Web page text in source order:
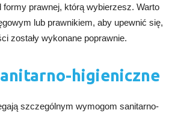
prawnej, którą wybierzesz. Warto
lub prawnikiem, aby upewnić się,
zostały wykonane poprawnie.
higieniczne
szczególnym wymogom sanitarno-